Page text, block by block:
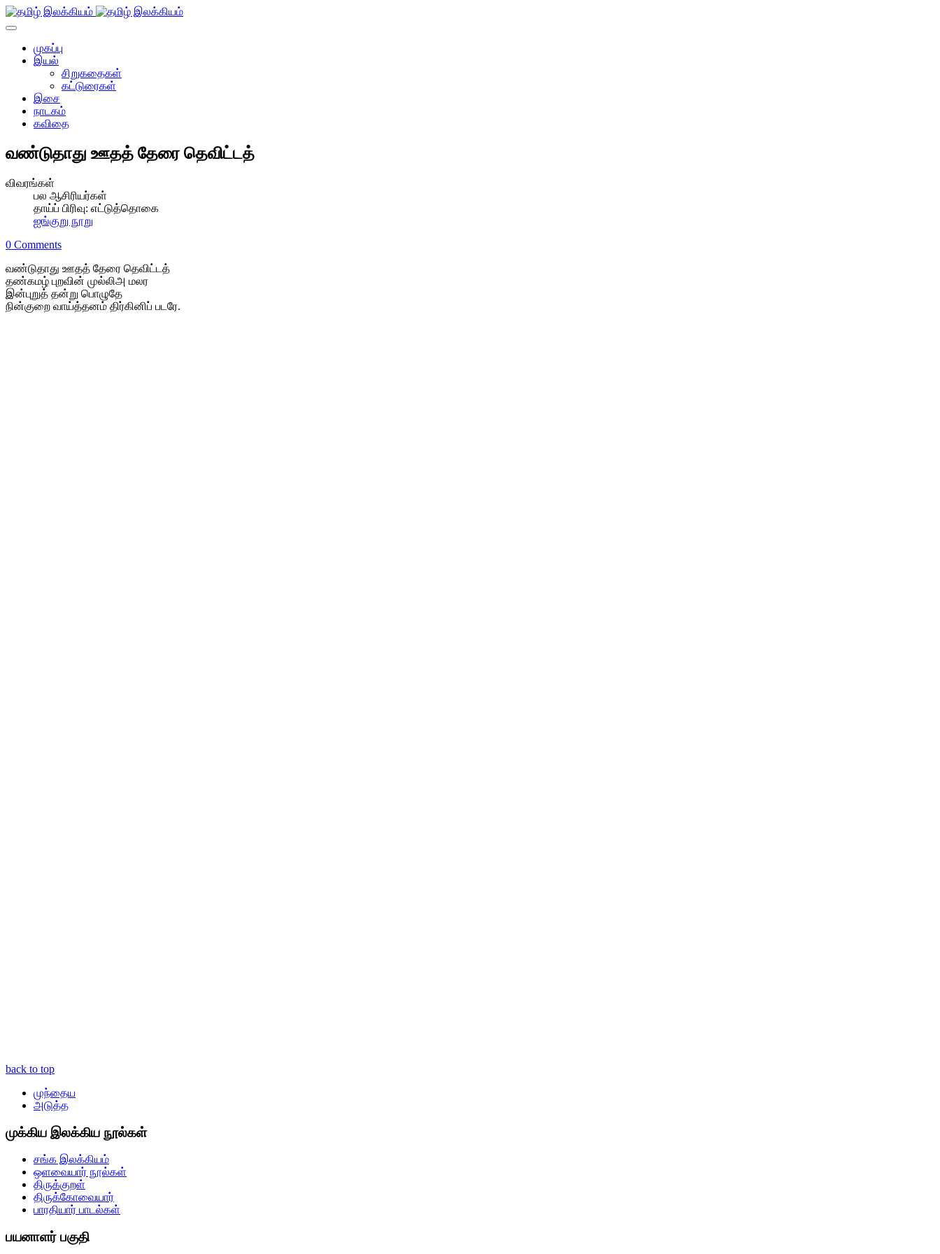
முகப்பு
இயல்
சிறுகதைகள்
கட்டுரைகள்
இசை
நாடகம்
கவிதை
வண்டுதாது ஊதத் தேரை தெவிட்டத்
விவரங்கள்
பல ஆசிரியர்கள்
தாய்ப் பிரிவு: எட்டுத்தொகை
ஐங்குறு நூறு
0 Comments
வண்டுதாது ஊதத் தேரை தெவிட்டத்
தண்கமழ் புறவின் முல்லிஅ மலர
இன்புறுத் தன்று பொழுதே
நின்குறை வாய்த்தனம் திர்கினிப் படரே.
back to top
முந்தைய
அடுத்த
முக்கிய இலக்கிய நூல்கள்
சங்க இலக்கியம்
ஒளவையார் நூல்கள்
திருக்குறள்
திருக்கோவையார்
பாரதியார் பாடல்கள்
பயனாளர் பகுதி